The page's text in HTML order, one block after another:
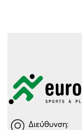
Διεύθυνση: